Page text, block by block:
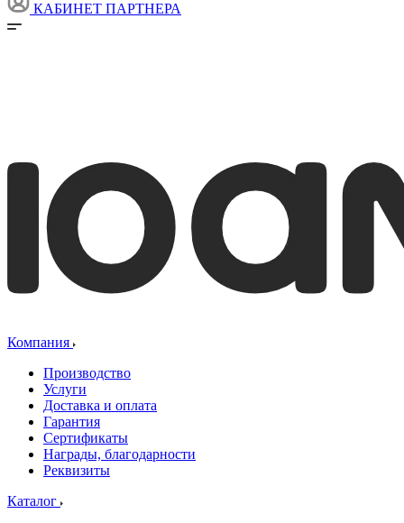
КАБИНЕТ ПАРТНЕРА
Компания
Производство
Услуги
Доставка и оплата
Гарантия
Сертификаты
Награды, благодарности
Реквизиты
Каталог